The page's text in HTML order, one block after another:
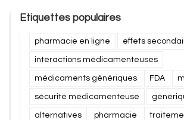
Etiquettes populaires
pharmacie en ligne effets
interactions médicamenteuses
médicaments génériques FDA
sécurité médicamenteuse
alternatives pharmacie